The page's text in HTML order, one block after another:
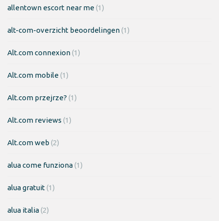
allentown escort near me(1)
alt-com-overzicht beoordelingen(1)
Alt.com connexion(1)
Alt.com mobile(1)
Alt.com przejrze? (1)
Alt.com reviews (1)
Alt.com web (2)
alua come funziona(1)
alua gratuit(1)
alua italia(2)